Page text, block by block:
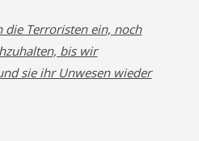
die Terroristen ein, noch
bis wir
sie ihr Unwesen wieder